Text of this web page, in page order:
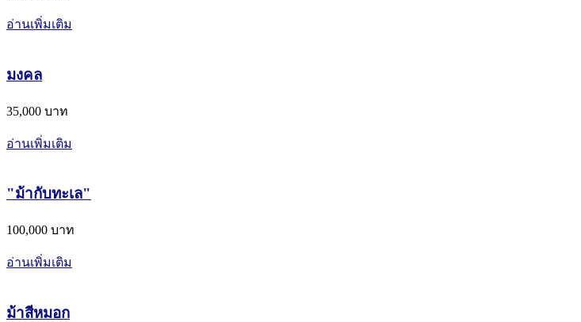
อ่านเพิ่มเติม
มงคล
35,000 บาท
อ่านเพิ่มเติม
"ม้ากับทะเล"
100,000 บาท
อ่านเพิ่มเติม
ม้าสีหมอก